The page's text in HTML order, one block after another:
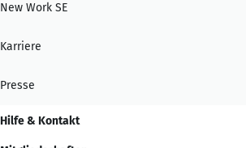
New Work SE
Karriere
Presse
Hilfe & Kontakt